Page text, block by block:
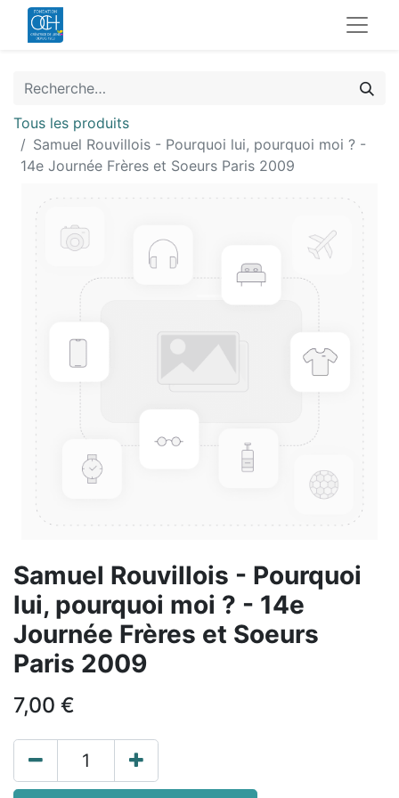
Tous les produits
Samuel Rouvillois - Pourquoi lui, pourquoi moi ? -
14e Journée Frères et Soeurs Paris 2009
Samuel Rouvillois - Pourquoi
lui, pourquoi moi ? - 14e
Journée Frères et Soeurs
Paris 2009
7,00 €